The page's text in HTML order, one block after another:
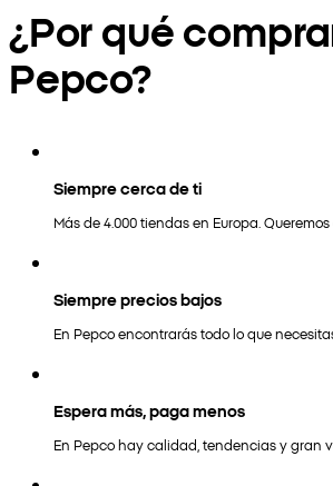
¿Por qué
Pepco?
Siempre cerca de ti
Más de 4.000 tiendas en Europa.
Siempre precios bajos
En Pepco encontrarás todo lo que
Espera más, paga menos
En Pepco hay calidad, tendencias y gran